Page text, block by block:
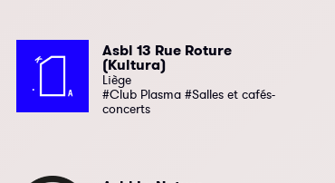
Asbl 13 Rue Roture
(Kultura)
Liège
#Club Plasma #Salles et cafés-
concerts